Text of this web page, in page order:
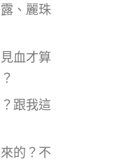
、麗珠
血才算
跟我這
的？不